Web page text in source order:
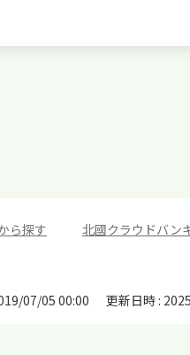
ら探す 北國クラウドバン
07/05 00:00 更新日時 :